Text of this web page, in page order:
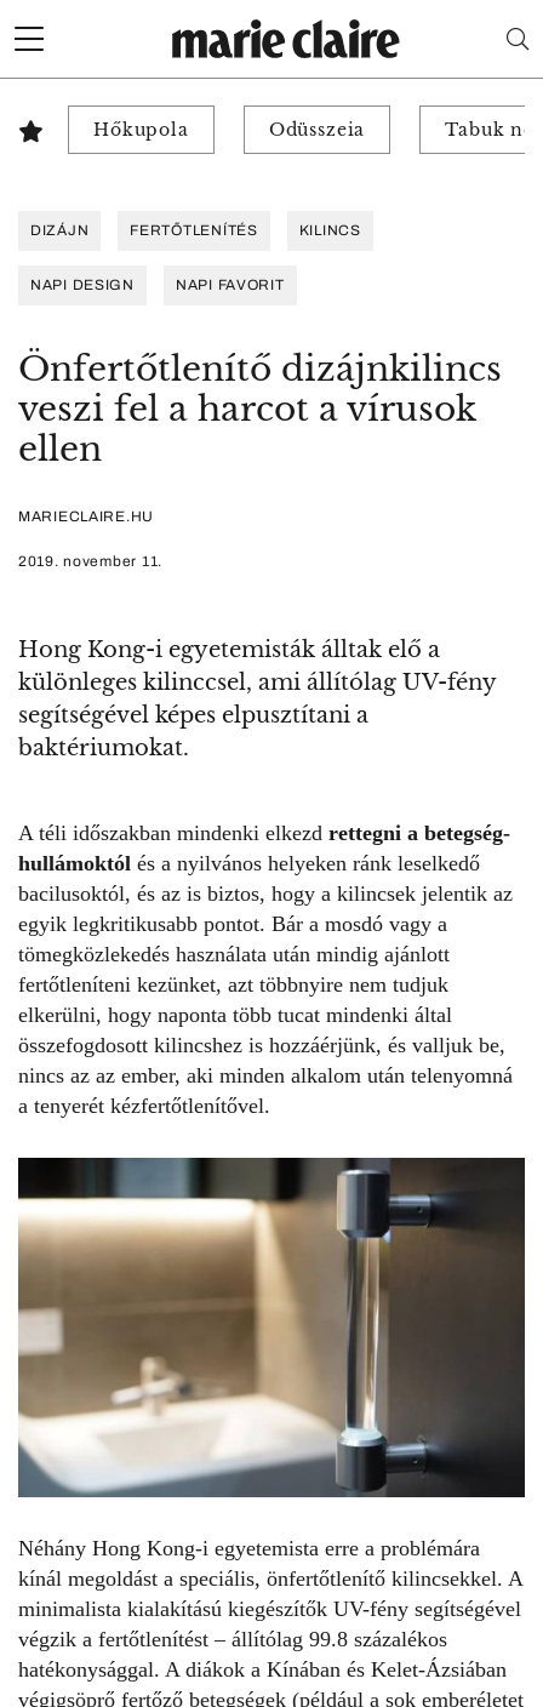
Hőkupola Odüsszeia Tabuk
DIZÁJN FERTŐTLENÍTÉS KILINCS
NAPI DESIGN NAPI FAVORIT
Önfertőtlenítő dizájnkilincs
veszi fel a harcot a vírusok
ellen
MARIECLAIRE.HU
2019. november 11.
Hong Kong-i egyetemisták álltak elő a
különleges kilinccsel, ami állítólag UV-fény
segítségével képes elpusztítani a
baktériumokat.
A téli időszakban mindenki elkezd rettegni a betegség-
hullámoktól és a nyilvános helyeken ránk leselkedő
bacilusoktól, és az is biztos, hogy a kilincsek jelentik az
egyik legkritikusabb pontot. Bár a mosdó vagy a
tömegközlekedés használata után mindig ajánlott
fertőtleníteni kezünket, azt többnyire nem tudjuk
elkerülni, hogy naponta több tucat mindenki által
összefogdosott kilincshez is hozzáérjünk, és valljuk be,
nincs az az ember, aki minden alkalom után telenyomná
a tenyerét kézfertőtlenítővel.
Néhány Hong Kong-i egyetemista erre a problémára
kínál megoldást a speciális, önfertőtlenítő kilincsekkel. A
minimalista kialakítású kiegészítők UV-fény segítségével
végzik a fertőtlenítést – állítólag 99.8 százalékos
hatékonysággal. A diákok a Kínában és Kelet-Ázsiában
végigsöprő fertőző betegségek (például a sok emberéletet